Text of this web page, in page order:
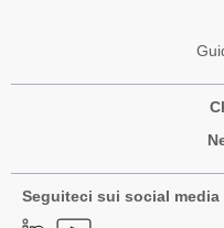
Seguiteci sui social media